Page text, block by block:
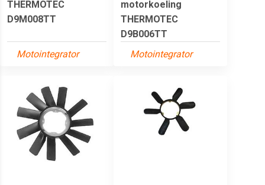
THERMOTEC
D9M008TT
Motointegrator
motorkoeling
THERMOTEC
D9B006TT
Motointegrator